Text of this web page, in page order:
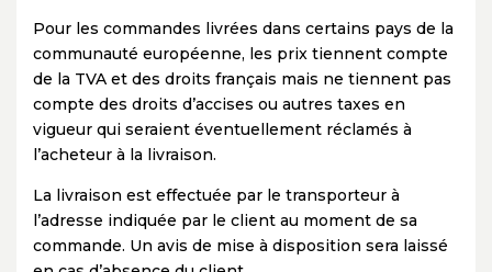
Pour les commandes livrées dans certains pays de la
communauté européenne, les prix tiennent compte
de la TVA et des droits français mais ne tiennent pas
compte des droits d’accises ou autres taxes en
vigueur qui seraient éventuellement réclamés à
l’acheteur à la livraison.
La livraison est effectuée par le transporteur à
l’adresse indiquée par le client au moment de sa
commande. Un avis de mise à disposition sera laissé